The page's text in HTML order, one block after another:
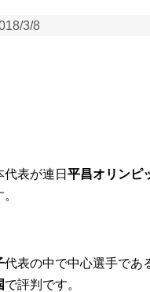
3/8
代表が連日 平昌オリンピ
代表の中で中心選手であ
で評判です。